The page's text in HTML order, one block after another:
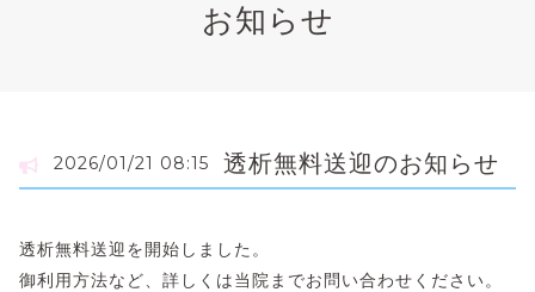
お知らせ
2026/01/21 08:15 透析無料送迎のお知らせ
透析無料送迎を開始しました。
御利用方法など、詳しくは当院までお問い合わせください。